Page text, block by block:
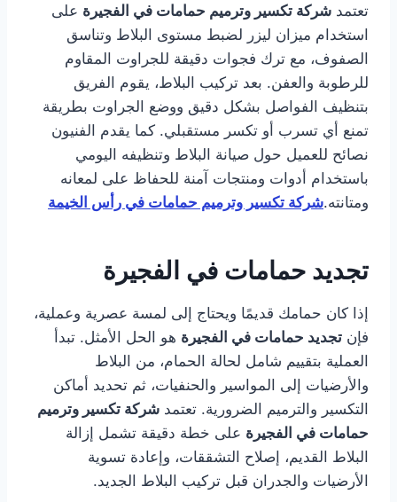
تعتمد شركة تكسير وترميم حمامات في الفجيرة على
استخدام ميزان ليزر لضبط مستوى البلاط وتناسق
الصفوف، مع ترك فجوات دقيقة للجراوت المقاوم
للرطوبة والعفن. بعد تركيب البلاط، يقوم الفريق
بتنظيف الفواصل بشكل دقيق ووضع الجراوت بطريقة
تمنع أي تسرب أو تكسر مستقبلي. كما يقدم الفنيون
نصائح للعميل حول صيانة البلاط وتنظيفه اليومي
باستخدام أدوات ومنتجات آمنة للحفاظ على لمعانه
ومتانته.شركة تكسير وترميم حمامات في رأس الخيمة
تجديد حمامات في الفجيرة
إذا كان حمامك قديمًا ويحتاج إلى لمسة عصرية وعملية،
فإن تجديد حمامات في الفجيرة هو الحل الأمثل. تبدأ
العملية بتقييم شامل لحالة الحمام، من البلاط
والأرضيات إلى المواسير والحنفيات، ثم تحديد أماكن
التكسير والترميم الضرورية. تعتمد شركة تكسير وترميم
حمامات في الفجيرة على خطة دقيقة تشمل إزالة
البلاط القديم، إصلاح التشققات، وإعادة تسوية
الأرضيات والجدران قبل تركيب البلاط الجديد.